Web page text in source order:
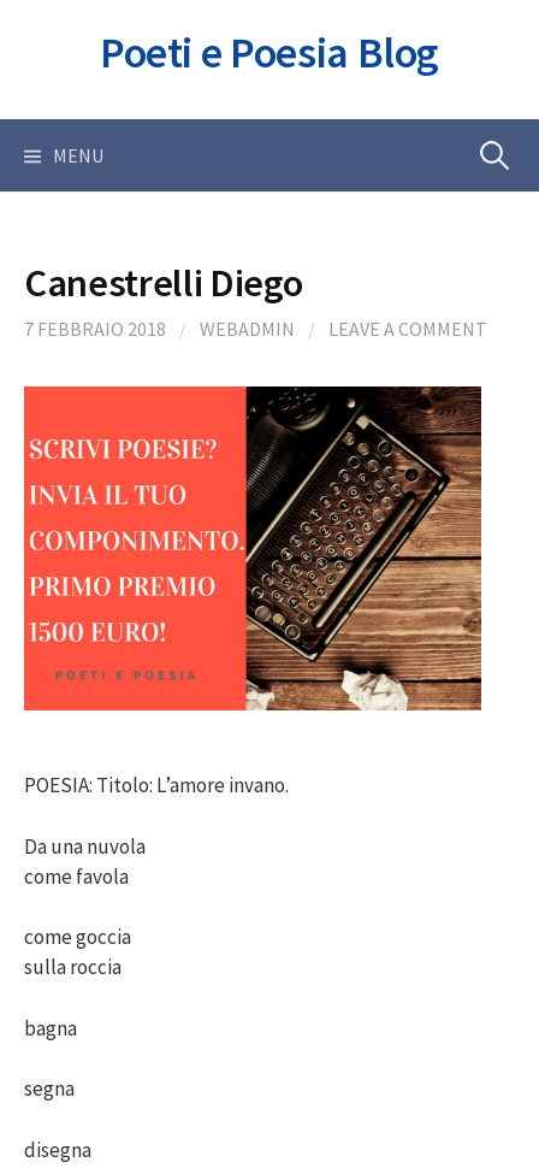
Poeti e Poesia Blog
MENU Ricerca
Canestrelli Diego
7 FEBBRAIO 2018 / WEBADMIN / LEAVE A COMMENT
POESIA: Titolo: L’amore invano.
Da una nuvola
come favola
come goccia
sulla roccia
bagna
segna
disegna